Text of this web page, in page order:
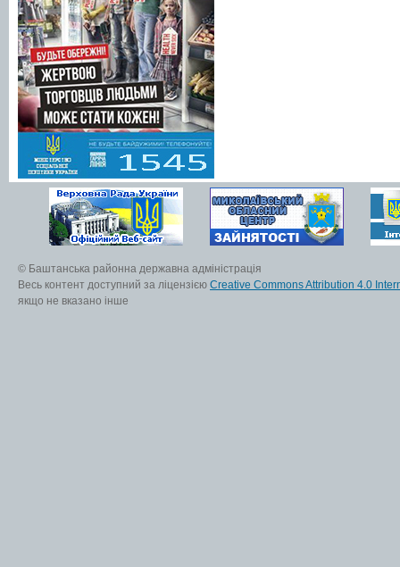
© Баштанська районна державна адміністрація
Весь контент доступний за ліцензією Creative Commons Attribution 4.0
якщо не вказано інше